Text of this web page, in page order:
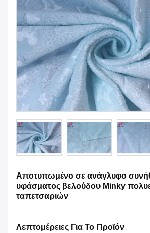
Αποτυπωμένο σε ανάγλυφο
υφάσματος βελούδου Minky
ταπετσαριών
Λεπτομέρειες Για Το Προϊόν